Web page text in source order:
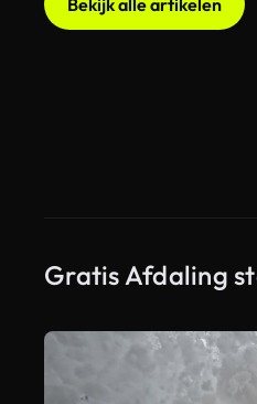
Bekijk alle artikelen
Gratis Afdaling